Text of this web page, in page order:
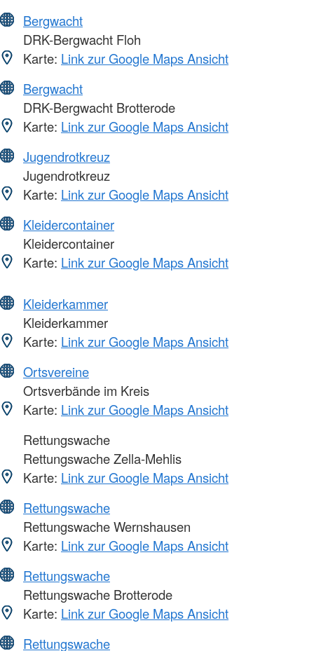
Bergwacht
DRK-Bergwacht Floh
Karte: Link zur Google Maps Ansicht
Bergwacht
DRK-Bergwacht Brotterode
Karte: Link zur Google Maps Ansicht
Jugendrotkreuz
Jugendrotkreuz
Karte: Link zur Google Maps Ansicht
Kleidercontainer
Kleidercontainer
Karte: Link zur Google Maps Ansicht
Kleiderkammer
Kleiderkammer
Karte: Link zur Google Maps Ansicht
Ortsvereine
Ortsverbände im Kreis
Karte: Link zur Google Maps Ansicht
Rettungswache
Rettungswache Zella-Mehlis
Karte: Link zur Google Maps Ansicht
Rettungswache
Rettungswache Wernshausen
Karte: Link zur Google Maps Ansicht
Rettungswache
Rettungswache Brotterode
Karte: Link zur Google Maps Ansicht
Rettungswache